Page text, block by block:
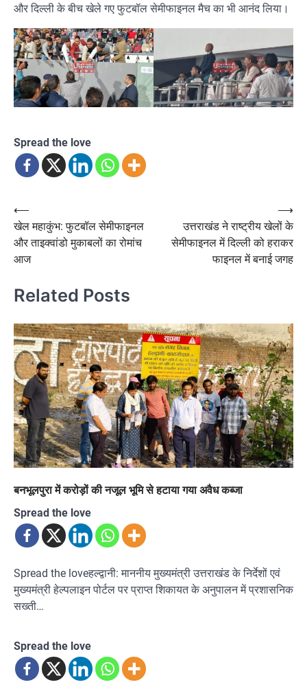
और दिल्ली के बीच खेले गए फुटबॉल सेमीफाइनल मैच का भी आनंद लिया।
Spread the love
Post
navigation
⟵
खेल महाकुंभ: फुटबॉल सेमीफाइनल
और ताइक्वांडो मुकाबलों का रोमांच
आज
उत्तराखंड ने राष्ट्रीय खेलों के
सेमीफाइनल में दिल्ली को हराकर
फाइनल में बनाई जगह
⟶
Related Posts
बनभूलपुरा में करोड़ों की नजूल भूमि से हटाया गया अवैध कब्जा
Spread the love
Spread the loveहल्द्वानी: माननीय मुख्यमंत्री उत्तराखंड के निर्देशों एवं
मुख्यमंत्री हेल्पलाइन पोर्टल पर प्राप्त शिकायत के अनुपालन में प्रशासनिक
सख्ती…
Spread the love